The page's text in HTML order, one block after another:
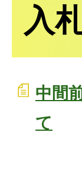
入
中間
て